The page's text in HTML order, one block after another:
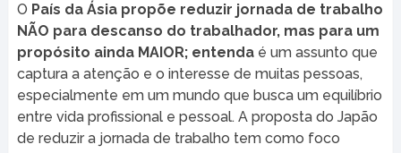
O País da Ásia propõe reduzir jornada de trabalho
NÃO para descanso do trabalhador, mas para um
propósito ainda MAIOR; entendaé um assunto que
captura a atenção e o interesse de muitas pessoas,
especialmente em um mundo que busca um equilíbrio
entre vida profissional e pessoal. A proposta do Japão
de reduzir a jornada de trabalho tem como foco